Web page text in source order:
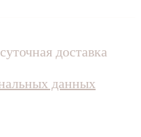
доставка
данных